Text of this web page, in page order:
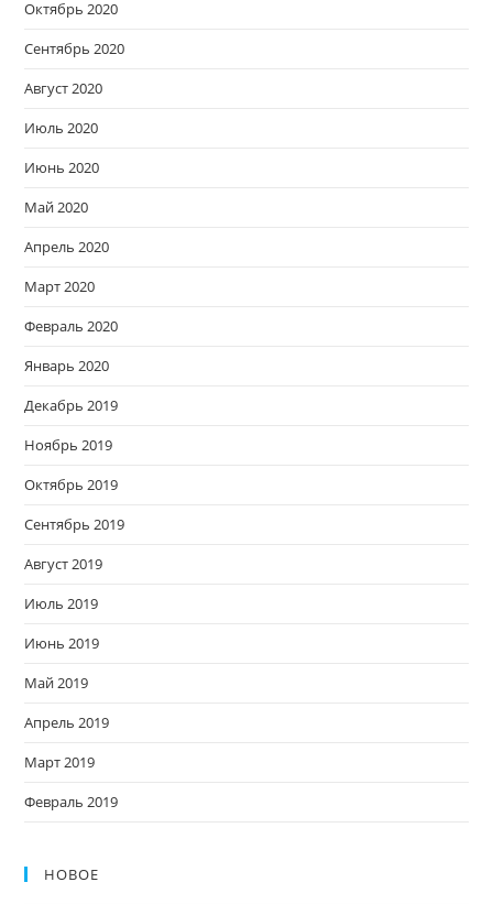
Октябрь 2020
Сентябрь 2020
Август 2020
Июль 2020
Июнь 2020
Май 2020
Апрель 2020
Март 2020
Февраль 2020
Январь 2020
Декабрь 2019
Ноябрь 2019
Октябрь 2019
Сентябрь 2019
Август 2019
Июль 2019
Июнь 2019
Май 2019
Апрель 2019
Март 2019
Февраль 2019
НОВОЕ